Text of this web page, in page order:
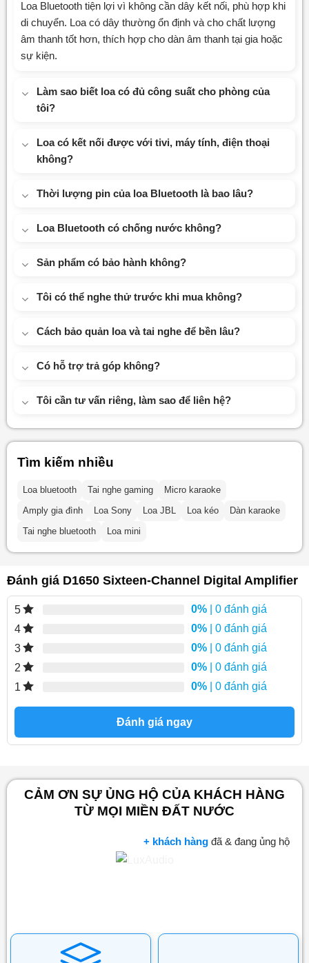
Loa Bluetooth tiện lợi vì không cần dây kết nối, phù hợp khi
di chuyển. Loa có dây thường ổn định và cho chất lượng
âm thanh tốt hơn, thích hợp cho dàn âm thanh tại gia hoặc
sự kiện.
Làm sao biết loa có đủ công suất cho phòng của
tôi?
Loa có kết nối được với tivi, máy tính, điện thoại
không?
Thời lượng pin của loa Bluetooth là bao lâu?
Loa Bluetooth có chống nước không?
Sản phẩm có bảo hành không?
Tôi có thể nghe thử trước khi mua không?
Cách bảo quản loa và tai nghe để bền lâu?
Có hỗ trợ trả góp không?
Tôi cần tư vấn riêng, làm sao để liên hệ?
Tìm kiếm nhiều
Loa bluetooth Tai nghe gaming
Micro karaoke
Amply gia đình
Loa Sony Loa JBL Loa kéo
Dàn karaoke
Tai nghe bluetooth
Loa mini
Đánh giá D1650 Sixteen-Channel Digital Amplifier
5 0% | 0 đánh giá
4
0% | 0 đánh giá
3
0% | 0 đánh giá
2
0% | 0 đánh giá
1
0% | 0 đánh giá
Đánh giá ngay
CẢM ƠN SỰ ỦNG HỘ CỦA KHÁCH HÀNG
TỪ MỌI MIỀN ĐẤT NƯỚC
+ khách hàng đã & đang ủng hộ